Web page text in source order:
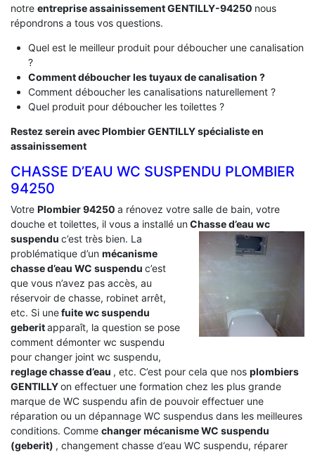
notre entreprise assainissement GENTILLY-94250 nous
répondrons a tous vos questions.
Quel est le meilleur produit pour déboucher une canalisation
?
Comment déboucher les tuyaux de canalisation ?
Comment déboucher les canalisations naturellement ?
Quel produit pour déboucher les toilettes ?
Restez serein avec Plombier GENTILLY spécialiste en
assainissement
CHASSE D’EAU WC SUSPENDU PLOMBIER
94250
Votre Plombier 94250 a rénovez votre salle de bain, votre
douche et toilettes, il vous a installé unChasse d’eau wc
suspendu c’est très bien. La
problématique d’un mécanisme
chasse d’eau WC suspendu c’est
que vous n’avez pas accès, au
réservoir de chasse, robinet arrêt,
etc. Si unefuite wc suspendu
geberitapparaît, la question se pose
comment démonter wc suspendu
pour changer joint wc suspendu,
reglage chasse d’eau , etc. C’est pour cela que nos plombiers
GENTILLYon effectuer une formation chez les plus grande
marque de WC suspendu afin de pouvoir effectuer une
réparation ou un dépannage WC suspendus dans les meilleures
conditions. Comme changer mécanisme WC suspendu
(geberit) , changement chasse d’eau WC suspendu, réparer